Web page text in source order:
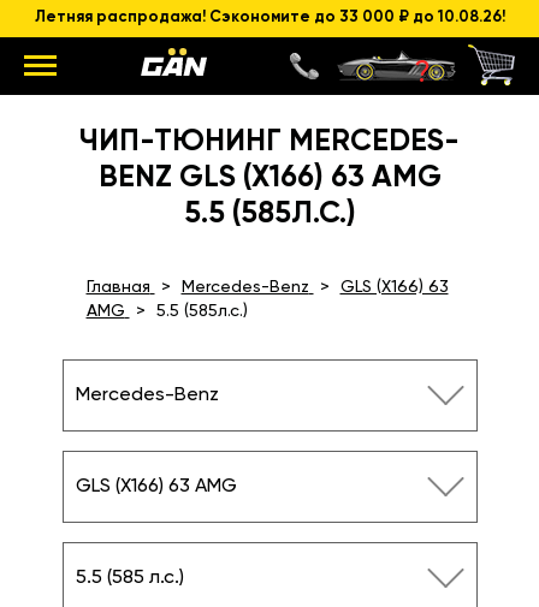
Летняя распродажа! Сэкономите до 33 000 ₽ до 10.08.26!
ЧИП-ТЮНИНГ MERCEDES-
BENZ GLS (X166) 63 AMG
5.5 (585Л.С.)
Главная Mercedes-Benz
GLS (X166) 63
AMG
5.5 (585л.с.)
Mercedes-Benz
GLS (X166) 63 AMG
5.5 (585 л.с.)